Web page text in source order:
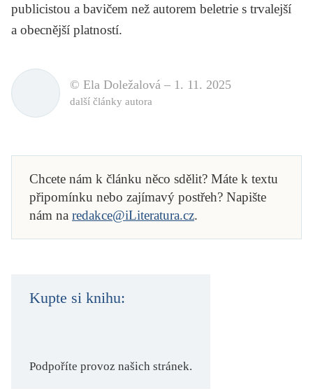
publicistou a bavičem než autorem beletrie s trvalejší
a obecnější platností.
© Ela Doležalová – 1. 11. 2025
další články autora
Chcete nám k článku něco sdělit? Máte k textu
připomínku nebo zajímavý postřeh? Napište
nám na redakce@iLiteratura.cz.
Kupte si knihu:
Podpoříte provoz našich stránek.